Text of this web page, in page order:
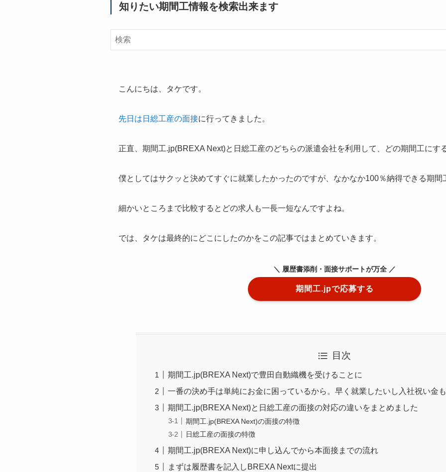
知りたい期間工情報を検索出来ます
こんにちは、タケです。
先日は日総工産の面接に行ってきました。
正直、期間工.jp(BREXA Next)と日総工産のどちらの派遣会社を利用して、どの期間工にす
僕としてはサクッと決めてすぐに就業したかったのですが、なかなか100％納得できる期間
細かいところまで比較するとどの求人も一長一短なんですよね。
では、タケは最終的にどこにしたのかをこの記事ではまとめていきます。
＼ 履歴書添削・面接サポートが万全 ／
期間工.jpで応募する
目次
期間工.jp(BREXA Next)で豊田自動織機を受けることに
一番の決め手は単純にお金に困っているから。早く就業したいし入社祝い金
期間工.jp(BREXA Next)と日総工産の面接の対応の違いをまとめました
期間工.jp(BREXA Next)の面接の特徴
日総工産の面接の特徴
期間工.jp(BREXA Next)に申し込んでから本面接までの流れ
まずは履歴書を記入しBREXA Nextに提出